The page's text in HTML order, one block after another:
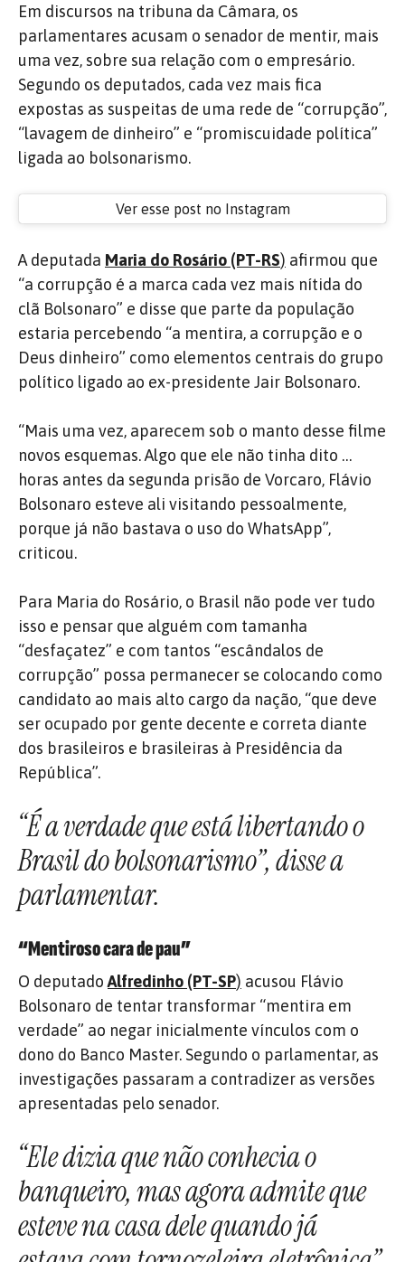
Em discursos na tribuna da Câmara, os
parlamentares acusam o senador de mentir, mais
uma vez, sobre sua relação com o empresário.
Segundo os deputados, cada vez mais fica
expostas as suspeitas de uma rede de “corrupção”,
“lavagem de dinheiro” e “promiscuidade política”
ligada ao bolsonarismo.
Ver esse post no Instagram
A deputada Maria do Rosário (PT-RS) afirmou que
“a corrupção é a marca cada vez mais nítida do
clã Bolsonaro” e disse que parte da população
estaria percebendo “a mentira, a corrupção e o
Deus dinheiro” como elementos centrais do grupo
político ligado ao ex-presidente Jair Bolsonaro.
“Mais uma vez, aparecem sob o manto desse filme
novos esquemas. Algo que ele não tinha dito …
horas antes da segunda prisão de Vorcaro, Flávio
Bolsonaro esteve ali visitando pessoalmente,
porque já não bastava o uso do WhatsApp”,
criticou.
Para Maria do Rosário, o Brasil não pode ver tudo
isso e pensar que alguém com tamanha
“desfaçatez” e com tantos “escândalos de
corrupção” possa permanecer se colocando como
candidato ao mais alto cargo da nação, “que deve
ser ocupado por gente decente e correta diante
dos brasileiros e brasileiras à Presidência da
República”.
“É a verdade que está libertando o
Brasil do bolsonarismo”, disse a
parlamentar.
“Mentiroso cara de pau”
O deputadoAlfredinho (PT-SP) acusou Flávio
Bolsonaro de tentar transformar “mentira em
verdade” ao negar inicialmente vínculos com o
dono do Banco Master. Segundo o parlamentar, as
investigações passaram a contradizer as versões
apresentadas pelo senador.
“Ele dizia que não conhecia o
banqueiro, mas agora admite que
esteve na casa dele quando já